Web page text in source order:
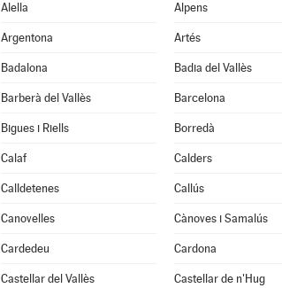
Alella Alpens
Argentona Artés
Badalona Badia del Vallès
Barberà del Vallès Barcelona
Bigues i Riells Borredà
Calaf Calders
Calldetenes Callús
Canovelles Cànoves i Samalús
Cardedeu Cardona
Castellar del Vallès Castellar de n'Hug